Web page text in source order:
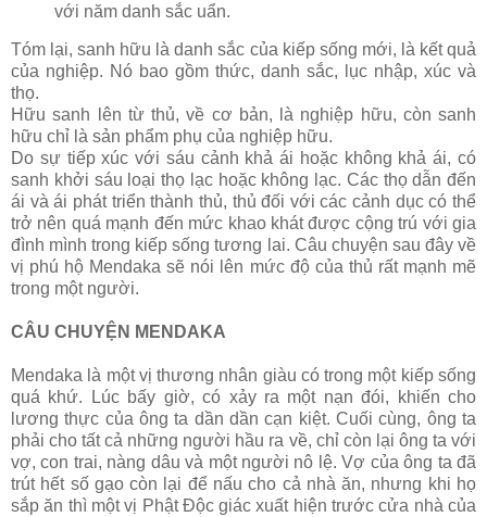
với năm danh sắc uẩn.
Tóm lại, sanh hữu là danh sắc của kiếp sống mới, là kết quả
của nghiệp. Nó bao gồm thức, danh sắc, lục nhập, xúc và
thọ.
Hữu sanh lên từ thủ, về cơ bản, là nghiệp hữu, còn sanh
hữu chỉ là sản phẩm phụ của nghiệp hữu.
Do sự tiếp xúc với sáu cảnh khả ái hoặc không khả ái, có
sanh khởi sáu loại thọ lạc hoặc không lạc. Các thọ dẫn đến
ái và ái phát triển thành thủ, thủ đối với các cảnh dục có thể
trở nên quá mạnh đến mức khao khát được cộng trú với gia
đình mình trong kiếp sống tương lai. Câu chuyện sau đây về
vị phú hộ Mendaka sẽ nói lên mức độ của thủ rất mạnh mẽ
trong một người.
CÂU CHUYỆN MENDAKA
Mendaka là một vị thương nhân giàu có trong một kiếp sống
quá khứ. Lúc bấy giờ, có xảy ra một nạn đói, khiến cho
lương thực của ông ta dần dần cạn kiệt. Cuối cùng, ông ta
phải cho tất cả những người hầu ra về, chỉ còn lại ông ta với
vợ, con trai, nàng dâu và một người nô lệ. Vợ của ông ta đã
trút hết số gạo còn lại để nấu cho cả nhà ăn, nhưng khi họ
sắp ăn thì một vị Phật Ðộc giác xuất hiện trước cửa nhà của